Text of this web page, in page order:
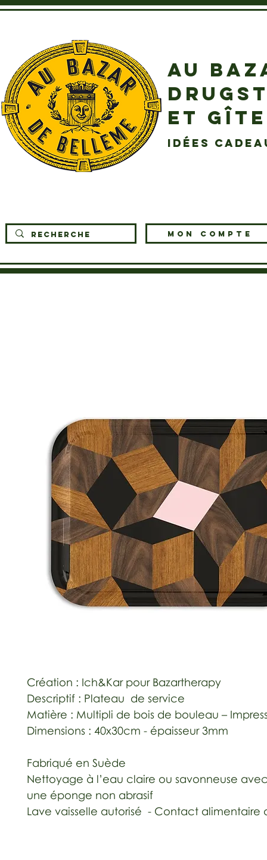
AU
ET
idées
MON COMPTE
Création : Ich&Kar pour Bazartherapy
Descriptif : Plateau  de service
Matière : Multipli de bois de bouleau –
Dimensions : 40x30cm - épaisseur 3mm
Fabriqué en Suède
Nettoyage à l’eau claire ou savonneuse
une éponge non abrasif
Lave vaisselle autorisé  - Contact alimentaire